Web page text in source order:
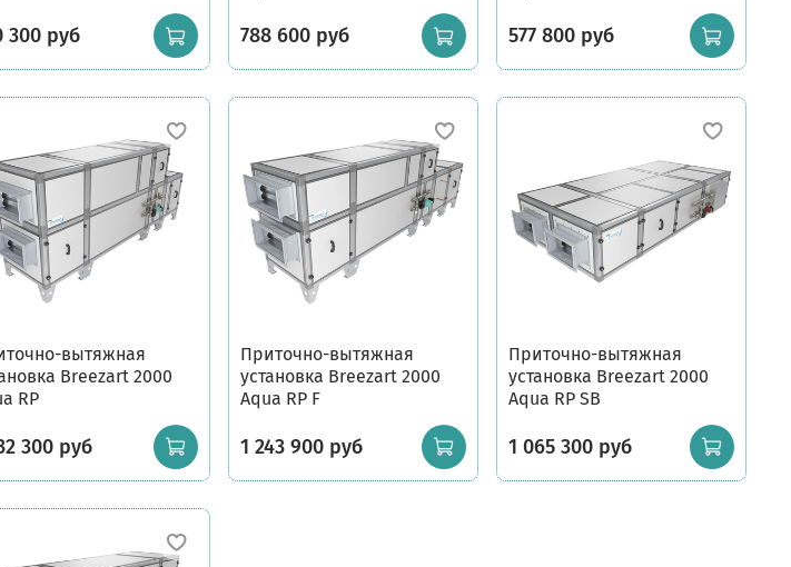
300 руб 788 600 руб 577 800 руб
вытяжная
Breezart 2000
RP
300 руб
Приточно-вытяжная
установка Breezart 2000
Aqua RP F
1 243 900 руб
Приточно-вытяжная
установка Breezart 2000
Aqua RP SB
1 065 300 руб